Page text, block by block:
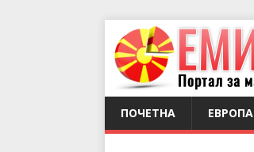
ПОЧЕТНА ЕВРОПА